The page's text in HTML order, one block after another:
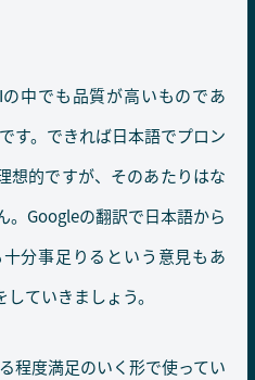
中でも品質が高いものであ
す。できれば日本語でプロン
想的ですが、そのあたりはな
。Googleの翻訳で日本語から
分事足りるという意見もあ
ていきましょう。
程度満足のいく形で使ってい